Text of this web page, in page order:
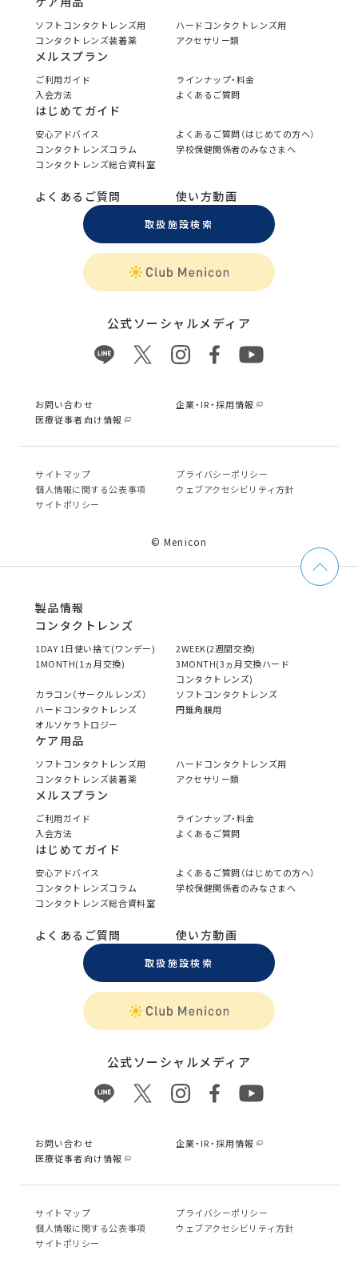
ソフトコンタクトレンズ用
ハードコンタクトレンズ用
コンタクトレンズ装着薬
アクセサリー類
メルスプラン
ご利用ガイド
ラインナップ・料金
入会方法
よくあるご質問
はじめてガイド
安心アドバイス
よくあるご質問（はじめての方へ）
コンタクトレンズコラム
学校保健関係者のみなさまへ
コンタクトレンズ総合資料室
よくあるご質問 使い方動画
取扱施設検索
公式ソーシャルメディア
お問い合わせ
企業・IR・採用情報
医療従事者向け情報
サイトマップ
プライバシーポリシー
個⼈情報に関する公表事項
ウェブアクセシビリティ方針
サイトポリシー
© Menicon
製品情報
コンタクトレンズ
1DAY 1日使い捨て(ワンデー)
2WEEK(2週間交換)
1MONTH(1ヵ月交換)
3MONTH(3ヵ月交換ハード
コンタクトレンズ)
カラコン（サークルレンズ）
ソフトコンタクトレンズ
ハードコンタクトレンズ
円錐角膜用
オルソケラトロジー
ケア用品
ソフトコンタクトレンズ用
ハードコンタクトレンズ用
コンタクトレンズ装着薬
アクセサリー類
メルスプラン
ご利用ガイド
ラインナップ・料金
入会方法
よくあるご質問
はじめてガイド
安心アドバイス
よくあるご質問（はじめての方へ）
コンタクトレンズコラム
学校保健関係者のみなさまへ
コンタクトレンズ総合資料室
よくあるご質問 使い方動画
取扱施設検索
公式ソーシャルメディア
お問い合わせ
企業・IR・採用情報
医療従事者向け情報
サイトマップ
プライバシーポリシー
個⼈情報に関する公表事項
ウェブアクセシビリティ方針
サイトポリシー